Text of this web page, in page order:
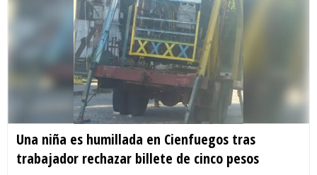
Una niña es humillada en Cienfuegos tras
trabajador rechazar billete de cinco pesos